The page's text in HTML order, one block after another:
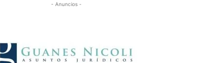
- Anuncios -